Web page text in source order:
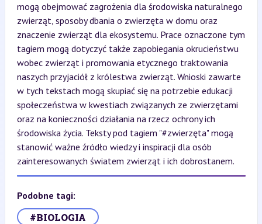
mogą obejmować zagrożenia dla środowiska naturalnego
zwierząt, sposoby dbania o zwierzęta w domu oraz
znaczenie zwierząt dla ekosystemu. Prace oznaczone tym
tagiem mogą dotyczyć także zapobiegania okrucieństwu
wobec zwierząt i promowania etycznego traktowania
naszych przyjaciół z królestwa zwierząt. Wnioski zawarte
w tych tekstach mogą skupiać się na potrzebie edukacji
społeczeństwa w kwestiach związanych ze zwierzętami
oraz na konieczności działania na rzecz ochrony ich
środowiska życia. Teksty pod tagiem "#zwierzęta" mogą
stanowić ważne źródło wiedzy i inspiracji dla osób
zainteresowanych światem zwierząt i ich dobrostanem.
Podobne tagi:
#BIOLOGIA